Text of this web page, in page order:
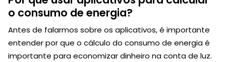
o consumo de energia?
Antes de falarmos sobre os aplicativos, é importante
entender por que o cálculo do consumo de energia é
importante para economizar dinheiro na conta de luz.